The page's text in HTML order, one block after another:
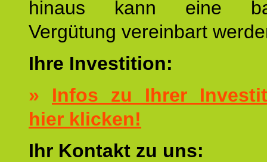
hinaus kann eine
Vergütung vereinbart
Ihre Investition:
» Infos zu Ihrer
hier klicken!
Ihr Kontakt zu uns: